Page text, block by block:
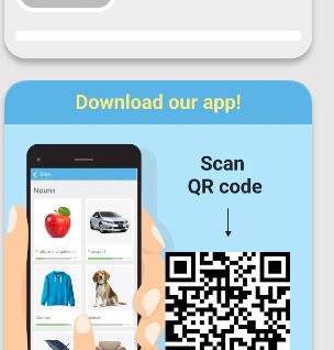
Fremgang
Ma On To
Lø Sø
Daglige fremskritt